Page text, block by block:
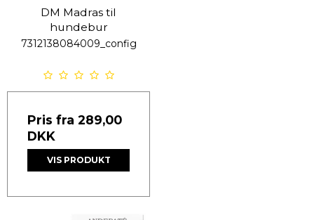
DM Madras til
hundebur
7312138084009_config
Pris fra 289,00
DKK
VIS PRODUKT